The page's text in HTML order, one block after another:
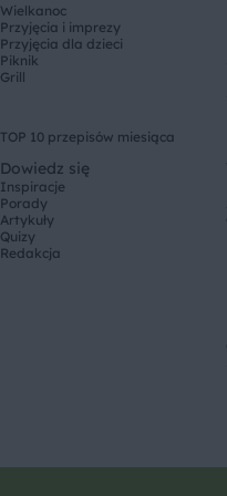
Wielkanoc
Przyjęcia i imprezy
Przyjęcia dla dzieci
Piknik
Grill
TOP 10 przepisów miesiąca
Dowiedz się
Inspiracje
Porady
Artykuły
Quizy
Redakcja